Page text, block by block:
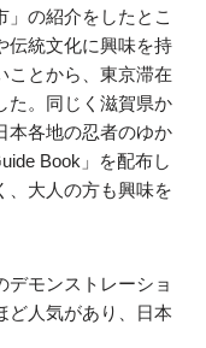
」の紹介をしたとこ
伝統文化に興味を持
ことから、東京滞在
た。同じく滋賀県か
本各地の忍者のゆか
Book」を配布し
、大人の方も興味を
デモンストレーショ
ど人気があり、日本